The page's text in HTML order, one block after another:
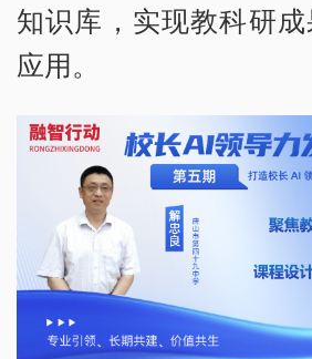
知识库，实现教科研
应用。